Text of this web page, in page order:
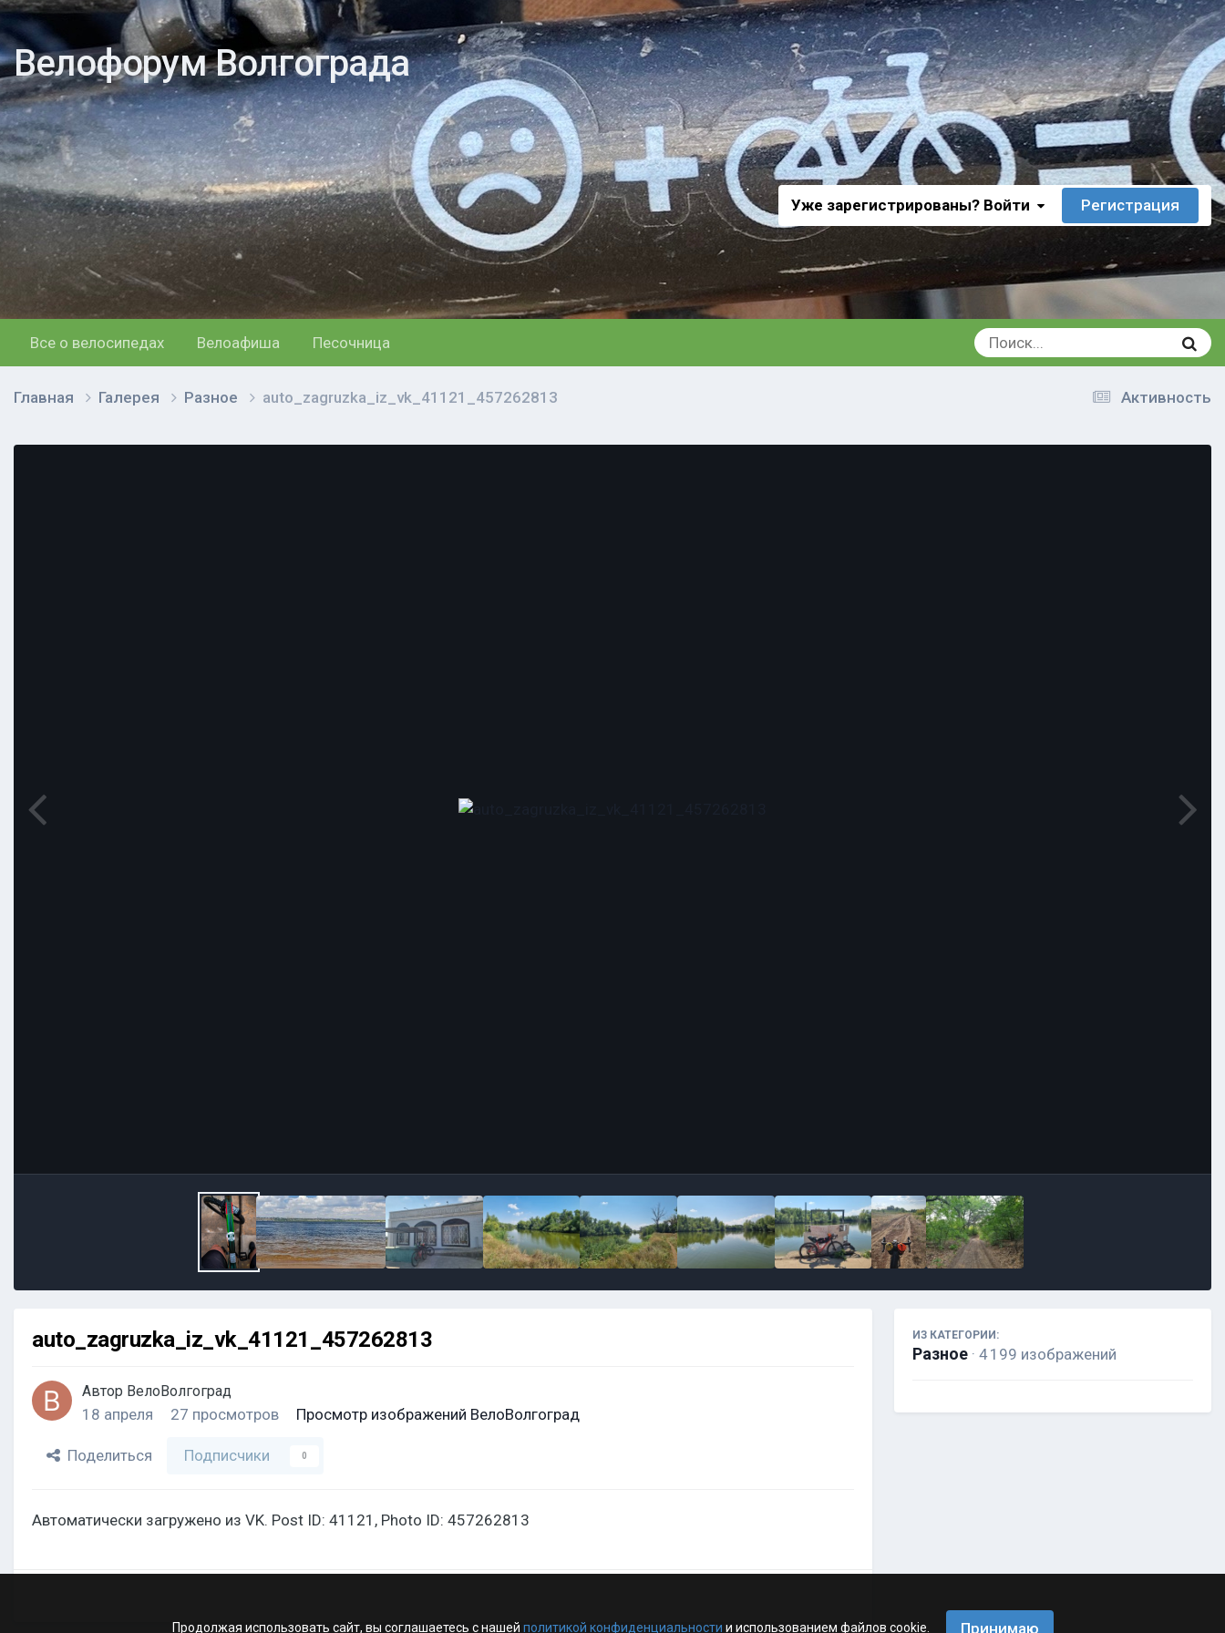
Велофорум Волгограда
Уже зарегистрированы? Войти Регистрация
Все о велосипедах Велоафиша Песочница
Активность
Главная Галерея Разное auto_zagruzka_iz_vk_41121_457262813
auto_zagruzka_iz_vk_41121_457262813
Автор ВелоВолгоград
18 апреля 27 просмотров Просмотр изображений ВелоВолгоград
Поделиться Подписчики 0
Автоматически загружено из VK. Post ID: 41121, Photo ID: 457262813
ИЗ КАТЕГОРИИ:
Разное · 4 199 изображений
Продолжая использовать сайт, вы соглашаетесь с нашей политикой конфиденциальности и использованием файлов cookie. Принимаю